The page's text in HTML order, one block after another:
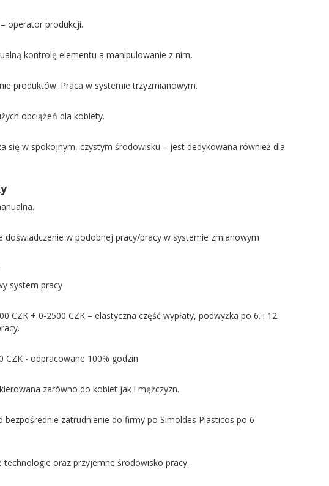
operator produkcji.
kontrolę elementu a manipulowanie z nim,
produktów. Praca w systemie trzyzmianowym.
obciążeń dla kobiety.
się w spokojnym, czystym środowisku – jest dedykowana również dla
doświadczenie w podobnej pracy/pracy w systemie zmianowym
system pracy
CZK + 0-2500 CZK – elastyczna część wypłaty, podwyżka po 6. i 12.
CZK - odpracowane 100% godzin
zarówno do kobiet jak i mężczyzn.
bezpośrednie zatrudnienie do firmy po Simoldes Plasticos po 6
technologie oraz przyjemne środowisko pracy.